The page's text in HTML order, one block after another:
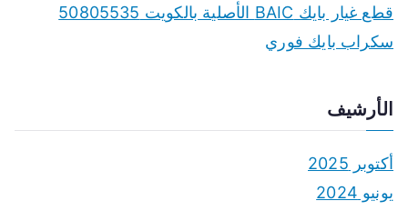
قطع غيار بايك BAIC الأصلية بالكويت 50805535
سكراب بايك فوري
الأرشيف
أكتوبر 2025
يونيو 2024